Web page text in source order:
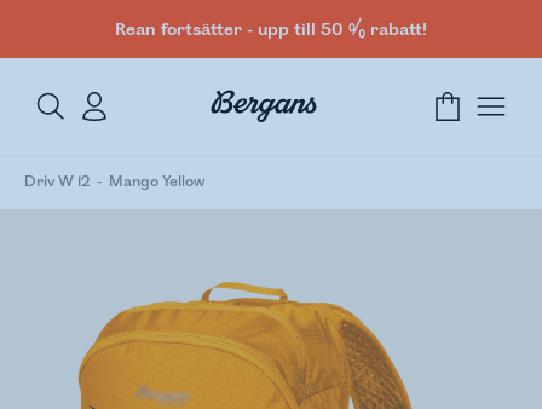
Rean fortsätter - upp till 50 % rabatt!
Driv W 12 Mango Yellow